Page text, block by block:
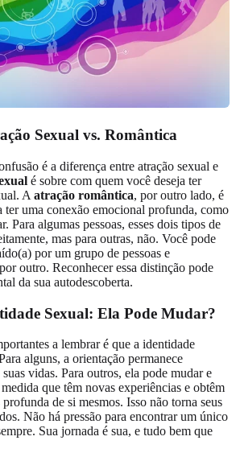
Sexual vs. Romântica
é a diferença entre atração sexual e
é sobre com quem você deseja ter
A atração romântica, por outro lado, é
ter uma conexão emocional profunda, como
Para algumas pessoas, esses dois tipos de
mas para outras, não. Você pode
por um grupo de pessoas e
outro. Reconhecer essa distinção pode
da sua autodescoberta.
Sexual: Ela Pode Mudar?
a lembrar é que a identidade
alguns, a orientação permanece
vidas. Para outros, ela pode mudar e
que têm novas experiências e obtêm
de si mesmos. Isso não torna seus
Não há pressão para encontrar um único
Sua jornada é sua, e tudo bem que